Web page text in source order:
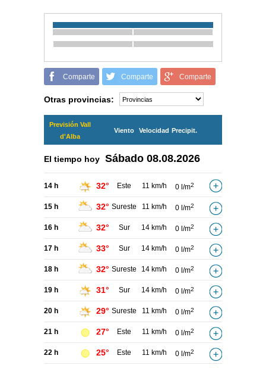
Comparte Comparte Comparte
Otras provincias:
Previsión Vall
d'Alba
Viento Velocidad Precipit.
El tiempo hoy Sábado 08.08.2026
14 h 32° Este 11 km/h 0 l/m2
15 h 32° Sureste 11 km/h 0 l/m2
16 h 32° Sur 14 km/h 0 l/m2
17 h 33° Sur 14 km/h 0 l/m2
18 h 32° Sureste 14 km/h 0 l/m2
19 h 31° Sur 14 km/h 0 l/m2
20 h 29° Sureste 11 km/h 0 l/m2
21 h 27° Este 11 km/h 0 l/m2
22 h 25° Este 11 km/h 0 l/m2